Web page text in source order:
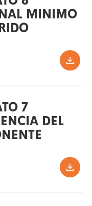
MINIMO
7
DEL